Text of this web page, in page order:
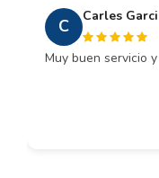
C Carles
Muy buen servicio